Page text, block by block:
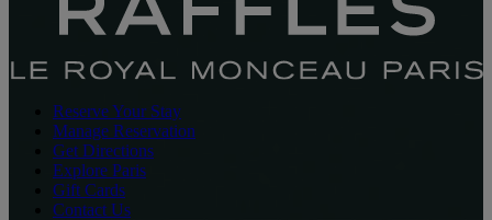
Reserve Your Stay
Manage Reservation
Get Directions
Explore Paris
Gift Cards
Contact Us